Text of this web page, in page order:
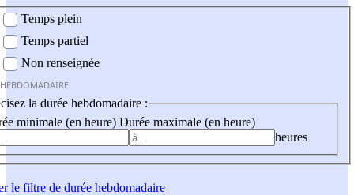
Temps plein
Temps partiel
Non renseignée
la durée hebdomadaire :
minimale (en heure) Durée maximale (en heure)
heures
le filtre de durée hebdomadaire